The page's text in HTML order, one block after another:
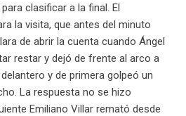
clasificar a la final. El
la visita, que antes del minuto
de abrir la cuenta cuando Ángel
restar y dejó de frente al arco a
y de primera golpeó un
La respuesta no se hizo
Emiliano Villar remató desde